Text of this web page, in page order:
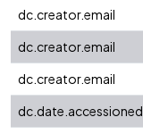
dc.creator.email
dc.creator.email
dc.creator.email
dc.date.accessioned